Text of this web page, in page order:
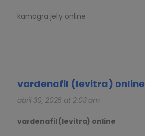
kamagra jelly online
vardenafil (levitra) online
abril 30, 2026 at 2:03 am
vardenafil (levitra) online